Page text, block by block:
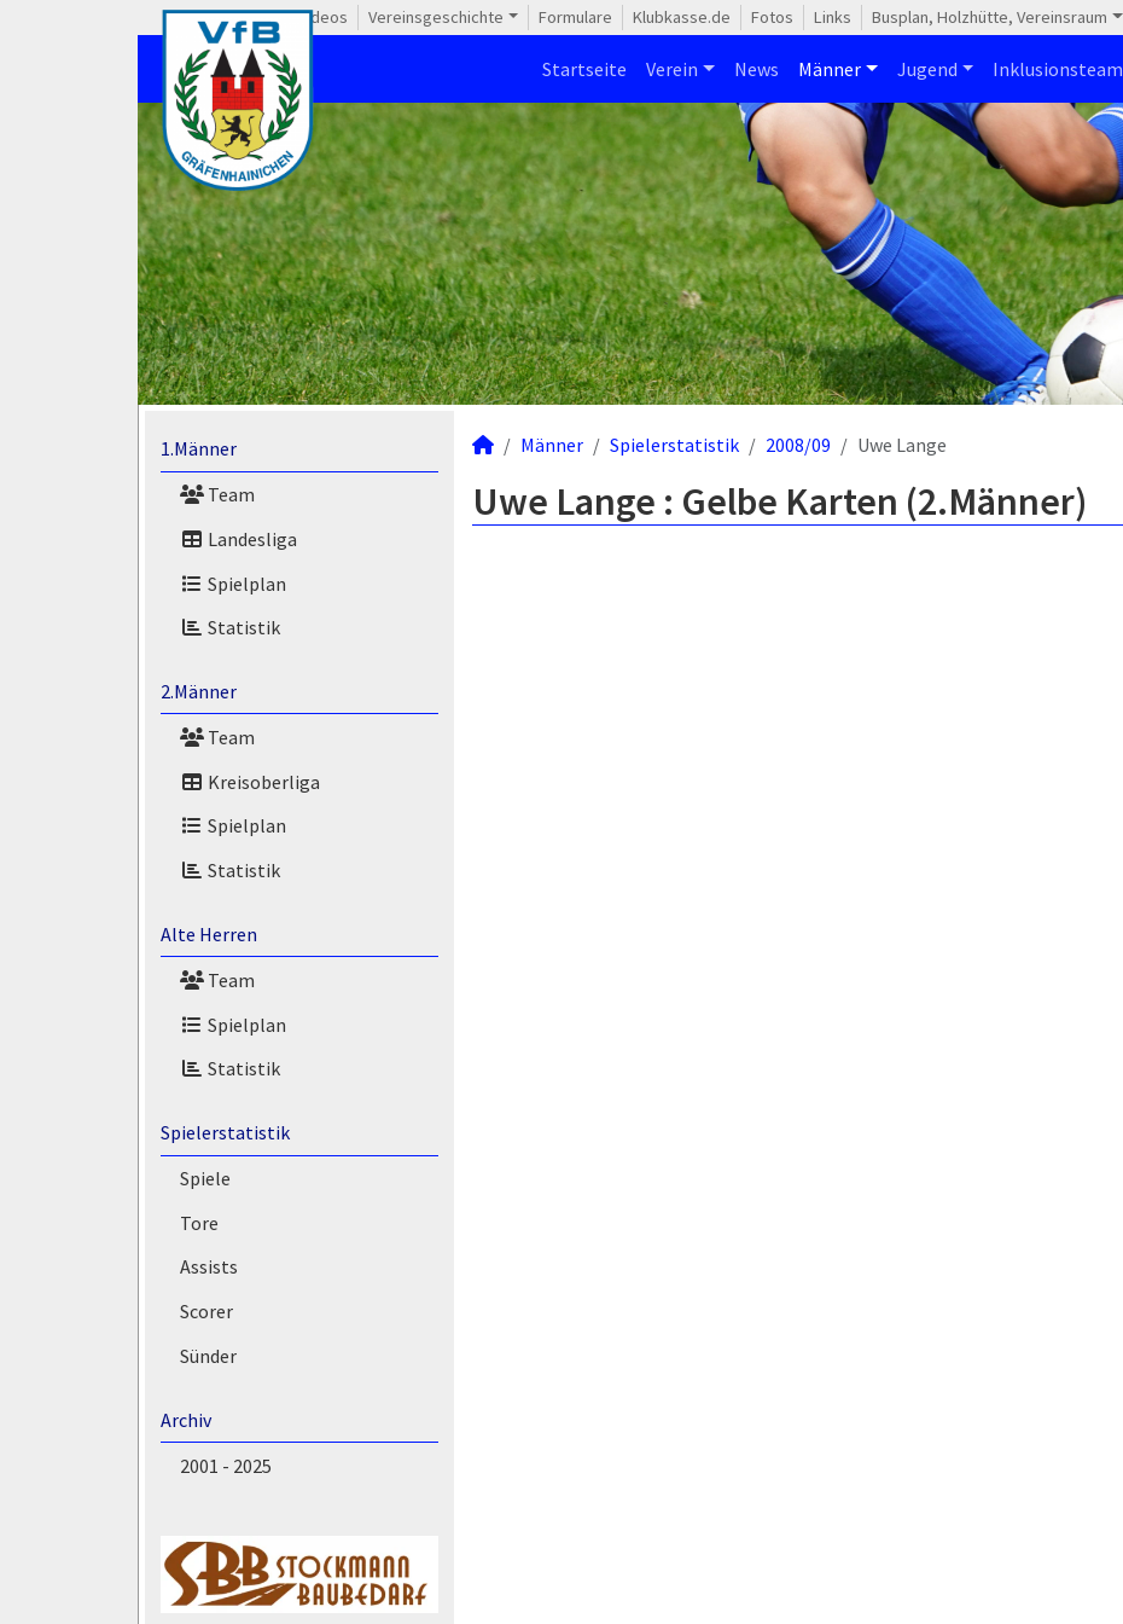
Videos Vereinsgeschichte Formulare Klubkasse.de Fotos Links Busplan, Holzhütte, Vereinsraum
Startseite Verein News Männer Jugend Inklusionsteam
1.Männer
Team
Landesliga
Spielplan
Statistik
2.Männer
Team
Kreisoberliga
Spielplan
Statistik
Alte Herren
Team
Spielplan
Statistik
Spielerstatistik
Spiele
Tore
Assists
Scorer
Sünder
Archiv
2001 - 2025
Männer Spielerstatistik 2008/09 Uwe Lange
Uwe Lange : Gelbe Karten (2.Männer)